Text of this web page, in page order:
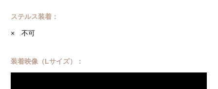
ステルス装着：
× 不可
装着映像（Lサイズ）：